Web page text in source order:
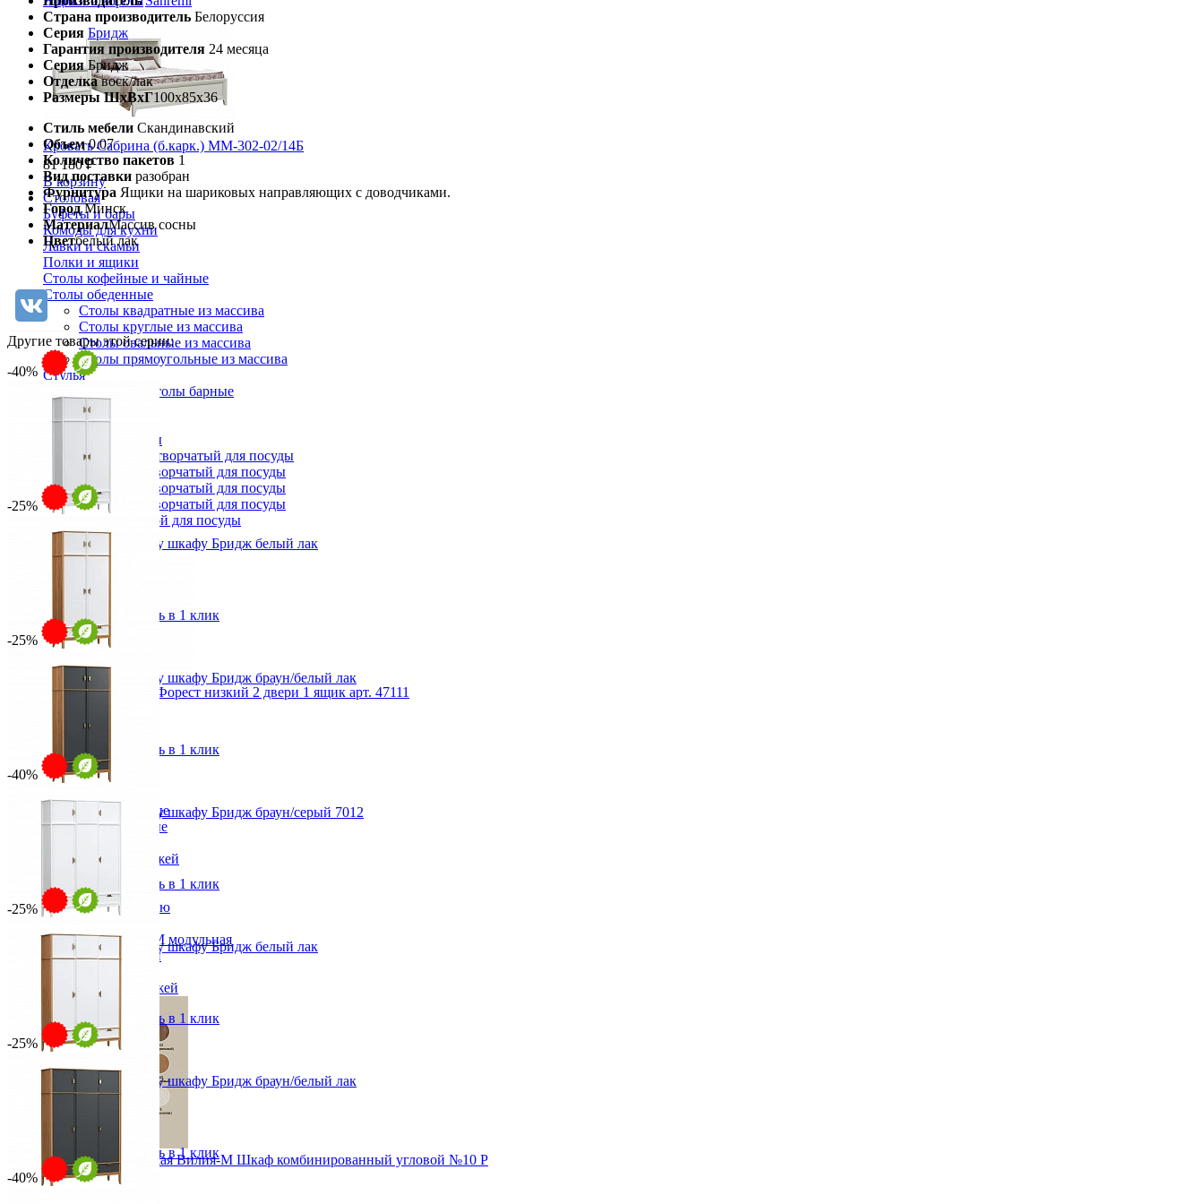
Кровать Сабрина (б.карк.) ММ-302-02/14Б
81 180 ₽
В корзину
Столовая
Буфеты и бары
Комоды для кухни
Лавки и скамьи
Полки и ящики
Столы кофейные и чайные
Столы обеденные
Столы квадратные из массива
Столы круглые из массива
Столы овальные из массива
Столы прямоугольные из массива
Стулья
Стулья барные и столы барные
Сундуки
Табуреты
Шкафы для посуды
Шкаф 1-но створчатый для посуды
Шкаф 2-х створчатый для посуды
Шкаф 3-х створчатый для посуды
Шкаф 4-х створчатый для посуды
Шкаф угловой для посуды
Шкаф для посуды Форест низкий 2 двери 1 ящик арт. 47111
48 970 ₽
-22%
Вешалки напольные
Вешалки настенные
Зеркала для прихожей
Консоли
Наборы в прихожую
Прихожая Вилия-М модульная
Скамьи и банкетки
Шкафы для прихожей
Модульная прихожая Вилия-М Шкаф комбинированный угловой №10 Р
62 652 ₽
Страна производитель Белоруссия
Серия Бридж
Гарантия производителя 24 месяца
Серия Бридж
Отделка воск/лак
Размеры ШхВхГ100х85х36
Стиль мебели Скандинавский
Объем 0.07
Количество пакетов 1
Вид поставки разобран
Фурнитура Ящики на шариковых направляющих с доводчиками.
Город Минск
МатериалМассив сосны
Цветбелый лак
Другие товары этой серии:
-40%
Антресоль к 2х дверному шкафу Бридж белый лак
от 14 142 ₽
от 23 570 ₽
117,6х49х60 см
В корзину
Быстро купить в 1 клик
-25%
Антресоль к 2х дверному шкафу Бридж браун/белый лак
от 17 678 ₽
117,6х49х60 см
В корзину
Быстро купить в 1 клик
-25%
Антресоль к 2х дверному шкафу Бридж браун/серый 7012
от 17 678 ₽
117,6х49х60 см
В корзину
Быстро купить в 1 клик
-40%
Антресоль к 3х дверному шкафу Бридж белый лак
от 18 942 ₽
170х49х60 см
В корзину
Быстро купить в 1 клик
-25%
Антресоль к 3х дверному шкафу Бридж браун/белый лак
от 23 678 ₽
170х49х60 см
В корзину
Быстро купить в 1 клик
-25%
-40%